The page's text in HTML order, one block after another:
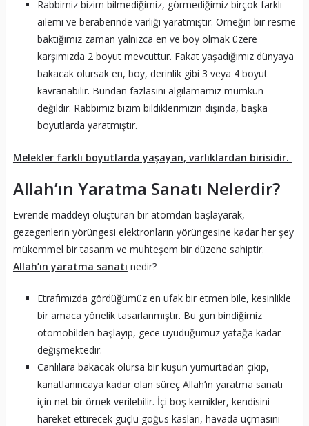
Rabbimiz bizim bilmediğimiz, görmediğimiz birçok farklı
ailemi ve beraberinde varlığı yaratmıştır. Örneğin bir resme
baktığımız zaman yalnızca en ve boy olmak üzere
karşımızda 2 boyut mevcuttur. Fakat yaşadığımız dünyaya
bakacak olursak en, boy, derinlik gibi 3 veya 4 boyut
kavranabilir. Bundan fazlasını algılamamız mümkün
değildir. Rabbimiz bizim bildiklerimizin dışında, başka
boyutlarda yaratmıştır.
Melekler farklı boyutlarda yaşayan, varlıklardan birisidir.
Allah’ın Yaratma Sanatı Nelerdir?
Evrende maddeyi oluşturan bir atomdan başlayarak,
gezegenlerin yörüngesi elektronların yörüngesine kadar her şey
mükemmel bir tasarım ve muhteşem bir düzene sahiptir.
Allah’ın yaratma sanatı nedir?
Etrafımızda gördüğümüz en ufak bir etmen bile, kesinlikle
bir amaca yönelik tasarlanmıştır. Bu gün bindiğimiz
otomobilden başlayıp, gece uyuduğumuz yatağa kadar
değişmektedir.
Canlılara bakacak olursa bir kuşun yumurtadan çıkıp,
kanatlanıncaya kadar olan süreç Allah’ın yaratma sanatı
için net bir örnek verilebilir. İçi boş kemikler, kendisini
hareket ettirecek güçlü göğüs kasları, havada uçmasını